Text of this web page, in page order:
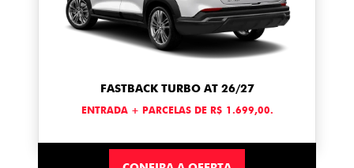
FASTBACK TURBO AT 26/27
ENTRADA + PARCELAS DE R$ 1.699,00.